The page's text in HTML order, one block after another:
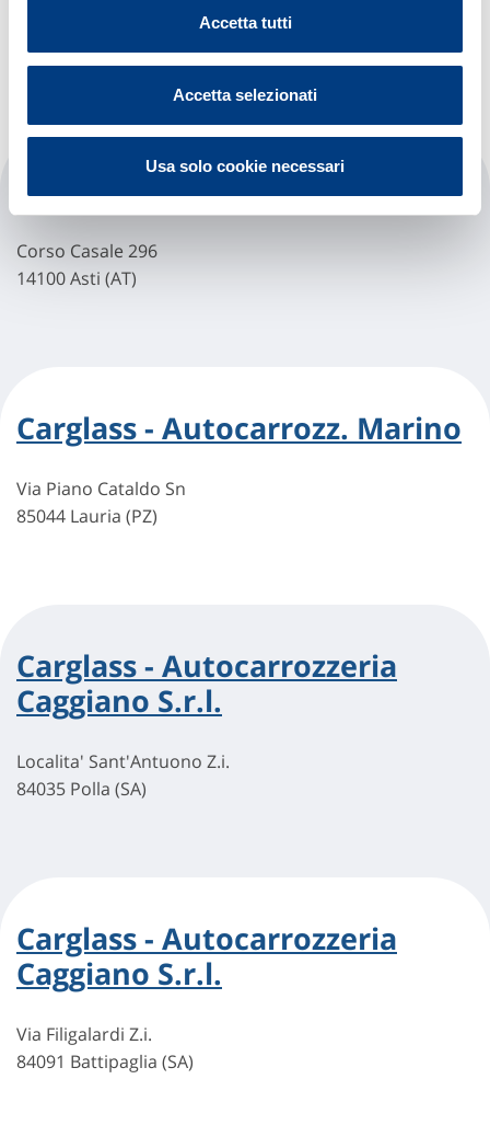
Accetta tutti
Accetta selezionati
Usa solo cookie necessari
Corso Alessandria, 225/227
Carglass - Asti (casale)
Corso Casale 296
14100 Asti (AT)
Carglass - Autocarrozz. Marino
Via Piano Cataldo Sn
85044 Lauria (PZ)
Carglass - Autocarrozzeria
Caggiano S.r.l.
Localita' Sant'Antuono Z.i.
84035 Polla (SA)
Carglass - Autocarrozzeria
Caggiano S.r.l.
Via Filigalardi Z.i.
84091 Battipaglia (SA)